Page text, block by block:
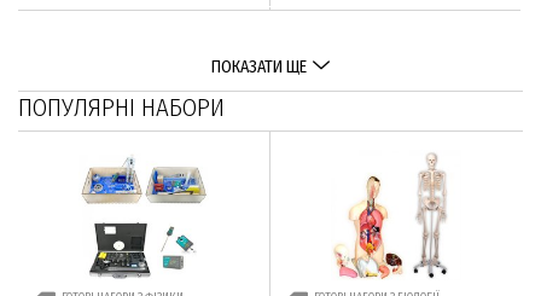
ПОКАЗАТИ ЩЕ
ПОПУЛЯРНІ НАБОРИ